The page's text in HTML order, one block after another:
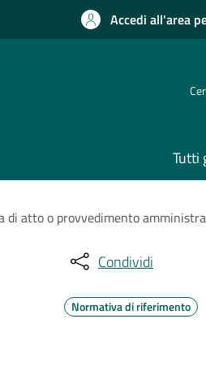
Accedi all'area
Tutti
di atto o provvedimento
Condividi
Normativa di riferimento